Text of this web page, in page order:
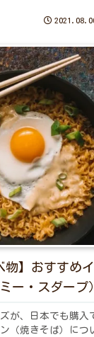
物】おすすめ
ー・スダープ）
が、日本でも購入
（焼きそば）につ